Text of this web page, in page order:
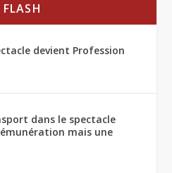
FLASH
devient Profession
dans le spectacle
mais une